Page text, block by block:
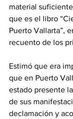
material
que es el libro
Puerto Vallarta”,
recuento de los
Estimó que era
que en Puerto
estado presente
de sus
declamación y